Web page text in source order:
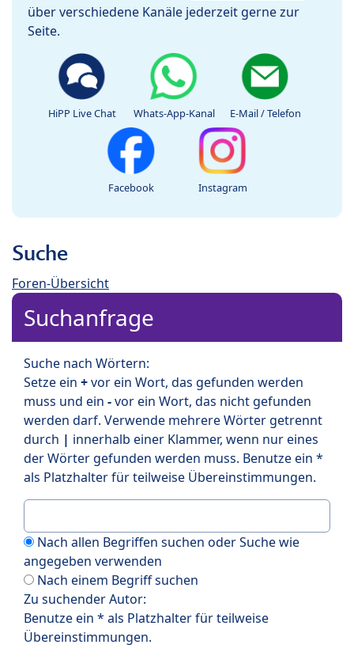
über verschiedene Kanäle jederzeit gerne zur
Seite.
HiPP Live Chat Whats-App-Kanal E-Mail / Telefon
Facebook Instagram
Suche
Foren-Übersicht
Suchanfrage
Suche nach Wörtern:
Setze ein +vor ein Wort, das gefunden werden
muss und ein -vor ein Wort, das nicht gefunden
werden darf. Verwende mehrere Wörter getrennt
durch | innerhalb einer Klammer, wenn nur eines
der Wörter gefunden werden muss. Benutze ein *
als Platzhalter für teilweise Übereinstimmungen.
Nach allen Begriffen suchen oder Suche wie
angegeben verwenden
Nach einem Begriff suchen
Zu suchender Autor:
Benutze ein * als Platzhalter für teilweise
Übereinstimmungen.